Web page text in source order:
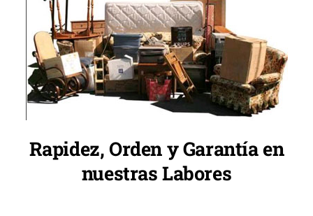
Rapidez, Orden y Garantía en
nuestras Labores